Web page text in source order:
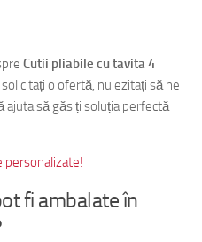
Cutii pliabile cu tavita 4
o ofertă, nu ezitați să ne
ajuta să găsiți soluția perfectă
personalizate!
fi ambalate în